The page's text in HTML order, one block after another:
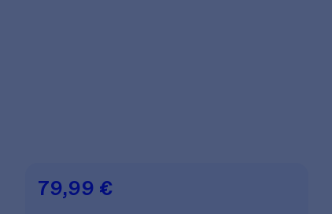
79,99 €